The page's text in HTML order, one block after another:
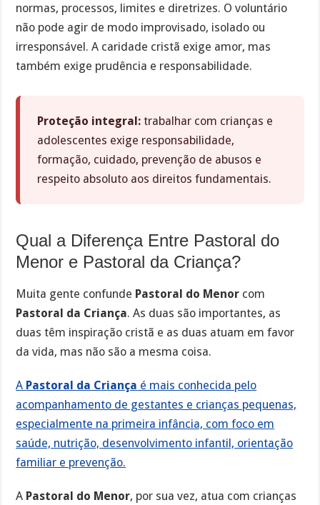
normas, processos, limites e diretrizes. O voluntário
não pode agir de modo improvisado, isolado ou
irresponsável. A caridade cristã exige amor, mas
também exige prudência e responsabilidade.
Proteção integral: trabalhar com crianças e
adolescentes exige responsabilidade,
formação, cuidado, prevenção de abusos e
respeito absoluto aos direitos fundamentais.
Qual a Diferença Entre Pastoral do
Menor e Pastoral da Criança?
Muita gente confunde Pastoral do Menor com
Pastoral da Criança. As duas são importantes, as
duas têm inspiração cristã e as duas atuam em favor
da vida, mas não são a mesma coisa.
A Pastoral da Criança é mais conhecida pelo
acompanhamento de gestantes e crianças pequenas,
especialmente na primeira infância, com foco em
saúde, nutrição, desenvolvimento infantil, orientação
familiar e prevenção.
A Pastoral do Menor, por sua vez, atua com crianças